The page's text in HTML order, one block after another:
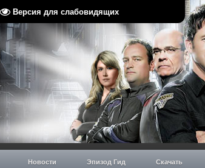
Версия для слабовидящих
Новости Эпизод Гид Скачать